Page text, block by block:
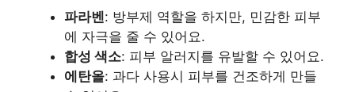
파라벤: 방부제 역할을 하지만, 민감한 피부
에 자극을 줄 수 있어요.
합성 색소: 피부 알러지를 유발할 수 있어요.
에탄올: 과다 사용시 피부를 건조하게 만들